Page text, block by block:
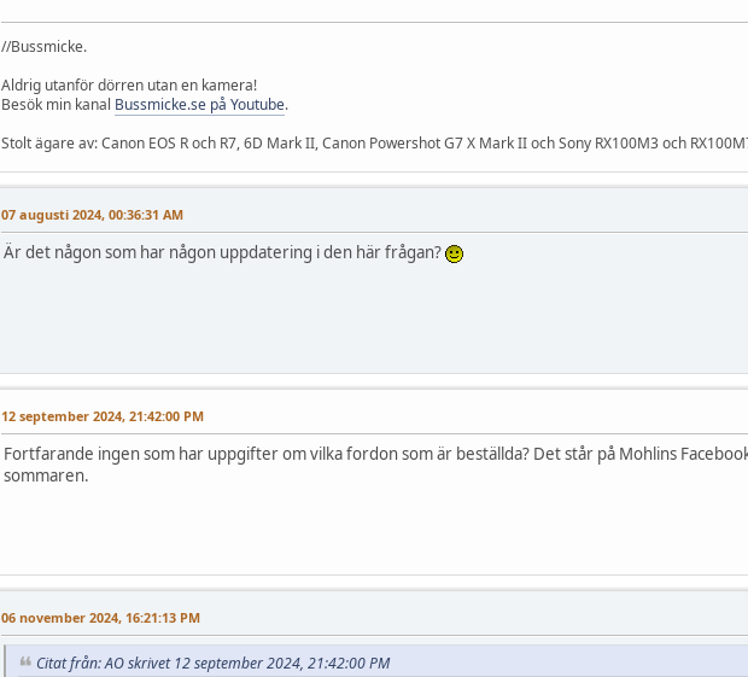
//Bussmicke.
Aldrig utanför dörren utan en kamera!
Besök min kanal Bussmicke.se på Youtube.
Stolt ägare av: Canon EOS R och R7, 6D Mark II, Canon Powershot G7 X Mark II och Sony RX100M3 och
07 augusti 2024, 00:36:31 AM
Är det någon som har någon uppdatering i den här frågan?
12 september 2024, 21:42:00 PM
Fortfarande ingen som har uppgifter om vilka fordon som är beställda? Det står på Mohlins
sommaren.
06 november 2024, 16:21:13 PM
Citat från: AO skrivet 12 september 2024, 21:42:00 PM